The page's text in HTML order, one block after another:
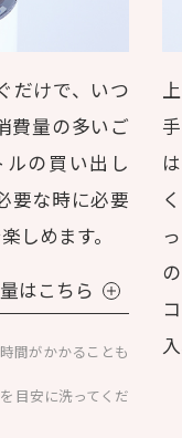
だけで、いつ
費量の多いご
の買い出し
要な時に必要
しめます。
はこちら
間がかかることも
目安に洗ってくだ